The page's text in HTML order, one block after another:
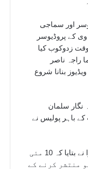
اور سماجی
کے پروڈیوسر
زدوکوب کیا
راجہ ناصر
بنانا شروع
باہر پولیس نے
پنجاب میں جیو نیوز کی رپورٹر دعا مرزا نے بتایا کہ 10 مئی
منتشر کرنے کے